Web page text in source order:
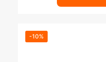
-10%